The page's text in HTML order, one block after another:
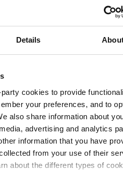
Details
cookies to provide
your preferences, and to
also share information about
advertising and analytics
information that you have
from your use of their
about the different types of